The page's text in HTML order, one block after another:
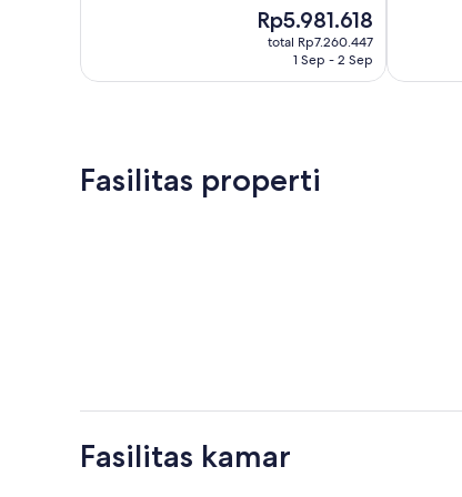
Harga
sekarang
Rp5.981.618
Rp5.981.618
total Rp7.260.447
1 Sep - 2 Sep
Fasilitas properti
Fasilitas kamar